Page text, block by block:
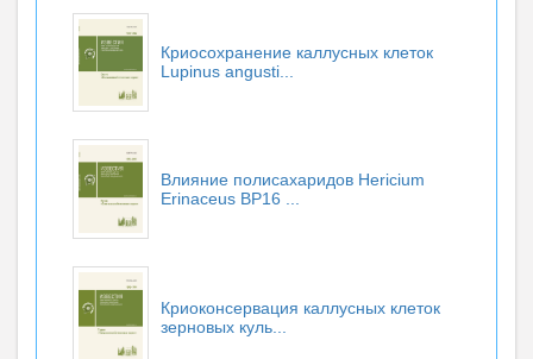
Криосохранение каллусных клеток
Lupinus angusti...
Влияние полисахаридов Нericium
Erinaceus BP16 ...
Криоконсервация каллусных клеток
зерновых куль...